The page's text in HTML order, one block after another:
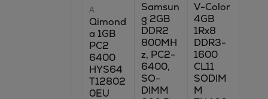
A
Qimond
a 1GB
PC2
6400
HYS64
T12802
0EU
Samsun
g 2GB
DDR2
800MH
z, PC2-
6400,
SO-
DIMM
V-Color
4GB
1Rx8
DDR3-
1600
CL11
SODIM
M